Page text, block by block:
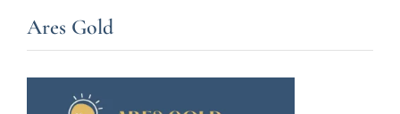
Ares Gold